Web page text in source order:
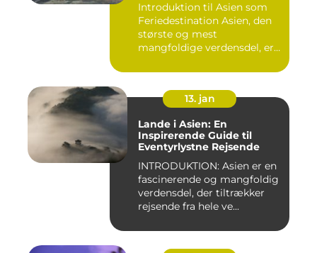
Introduktion til Asien som
Feriedestination Asien, den
største og mest
mangfoldige verdensdel, er
13. jan
Lande i Asien: En
Inspirerende Guide til
Eventyrlystne Rejsende
INTRODUKTION: Asien er en
fascinerende og mangfoldig
verdensdel, der tiltrækker
rejsende fra hele ve...